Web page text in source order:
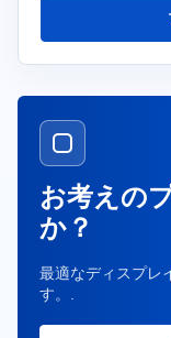
お考えの
か？
最適なディスプレ
す。.